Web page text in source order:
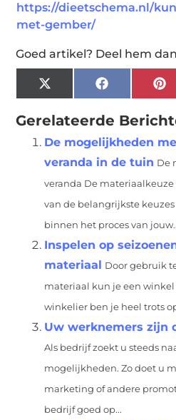
https://dieetschema.nl/
met-gember/
Goed artikel? Deel hem
X
(Twitter)
Facebook
Gerelateerde
De mogelijkheden
veranda in de tuin De
veranda De materiaalkeuze
van de belangrijkste
binnen het proces van
Inspelen op
materiaal Door gebruik
materiaal kun je een winkel
winkelier ben je heel trots
Uw werknemers zijn
Als bedrijf zoekt u steeds
mogelijkheden. Zo doet u
marketing of andere
bedrijf goed op...